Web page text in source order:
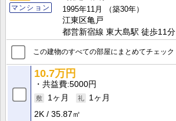
マンション
1995年11月
（築30年）
江東区亀戸
都営新宿線 東大島駅 徒歩11分
この建物のすべての部屋にまとめてチェック
10.7万円
共益費 5000円
1ヶ月
1ヶ月
2K
35.87㎡